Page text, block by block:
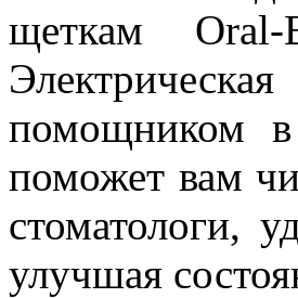
щеткам
помощником
поможет вам
стоматологи,
улучшая